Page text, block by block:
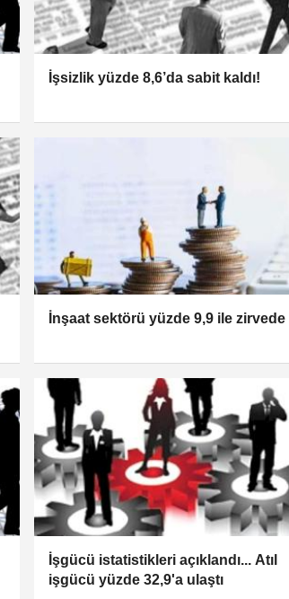
İşsizlik yüzde 8,6’da sabit kaldı!
İnşaat sektörü yüzde 9,9 ile zirvede
İşgücü istatistikleri açıklandı... Atıl
işgücü yüzde 32,9'a ulaştı